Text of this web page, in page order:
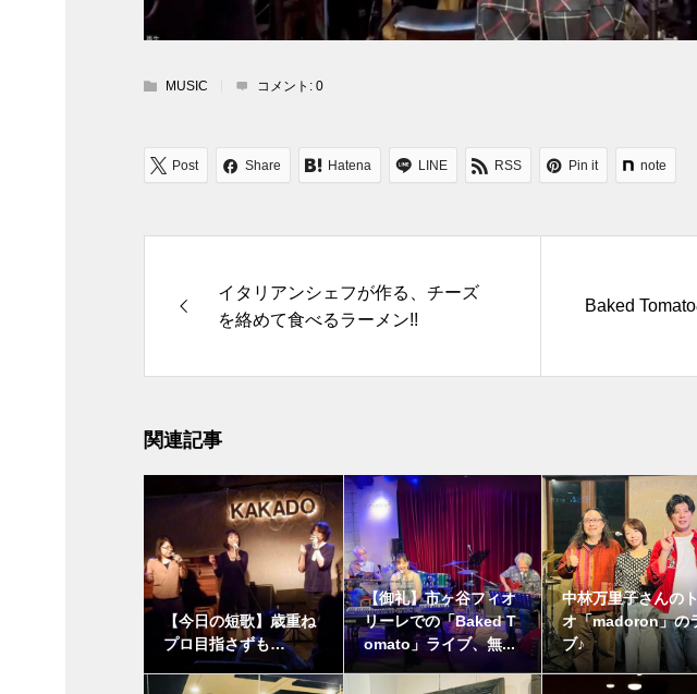
MUSIC コメント: 0
Post Share Hatena LINE RSS Pin it note
イタリアンシェフが作る、チーズ
を絡めて食べるラーメン!!
Baked
関連記事
【今日の短歌】歳重ね
プロ目指さずも…
【御礼】市ヶ谷フィオ
リーレでの「Baked T
omato」ライブ、無...
中林万里子さんの
オ「madoron」の
ブ♪